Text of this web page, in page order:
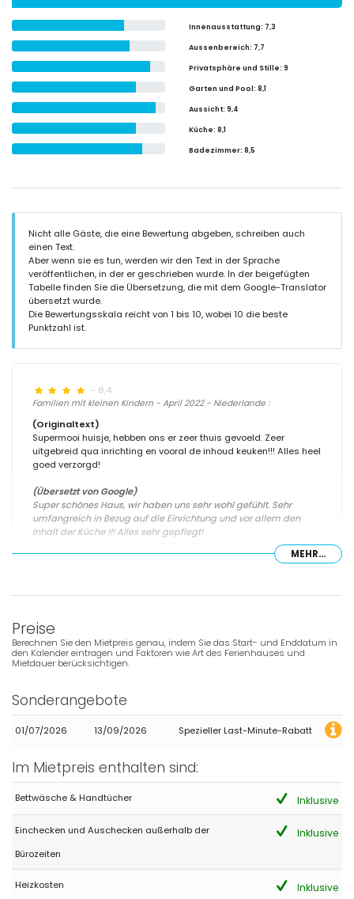
Innenausstattung: 7,3
Aussenbereich: 7,7
Privatsphäre und Stille: 9
Garten und Pool: 8,1
Aussicht: 9,4
Küche: 8,1
Badezimmer: 8,5
Nicht alle Gäste, die eine Bewertung abgeben, schreiben auch
einen Text.
Aber wenn sie es tun, werden wir den Text in der Sprache
veröffentlichen, in der er geschrieben wurde. In der beigefügten
Tabelle finden Sie die Übersetzung, die mit dem Google-Translator
übersetzt wurde.
Die Bewertungsskala reicht von 1 bis 10, wobei 10 die beste
Punktzahl ist.
- 8,4
Familien mit kleinen Kindern - April 2022 - Niederlande :
(Originaltext)
Supermooi huisje, hebben ons er zeer thuis gevoeld. Zeer
uitgebreid qua inrichting en vooral de inhoud keuken!!! Alles heel
goed verzorgd!
(Übersetzt von Google)
Super schönes Haus, wir haben uns sehr wohl gefühlt. Sehr
umfangreich in Bezug auf die Einrichtung und vor allem den
Inhalt der Küche !!! Alles sehr gepflegt!
(Originaltext)
Vraiment très belle maison, très pratique, très calme avec une
vue magnifique
wunderschönen Aussicht
- 8,4
Ältere Paare - Juni 2018 - Deutschland :
Sehr schönes Haus in toller Lage / leider etwas in die Jahre
Zuwendung leicht abzustellen wären. 2 Schlafzimmer sind
prima, eines ok. Der kleine Raum mit zwei Betten riecht stark ind
ust nicht zu benutzen.
MEHR...
Preise
Berechnen Sie den Mietpreis genau, indem Sie das Start- und Enddatum in
den Kalender eintragen und Faktoren wie Art des Ferienhauses und
Mietdauer berücksichtigen.
Sonderangebote
01/07/2026 13/09/2026 Spezieller Last-Minute-Rabatt
Im Mietpreis enthalten sind:
Bettwäsche & Handtücher Inklusive
Einchecken und Auschecken außerhalb der
Bürozeiten
Inklusive
Heizkosten Inklusive